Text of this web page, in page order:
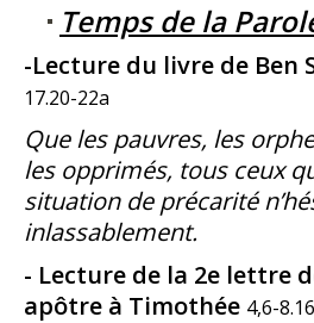
Temps de la
-Lecture du livre de Ben
17.20-22a
Que les pauvres, les
les opprimés, tous ceux
situation de précarité
inlassablement.
- Lecture de la 2e lettre
apôtre à Timothée 4,6-